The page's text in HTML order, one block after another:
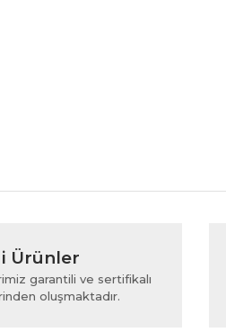
Yaz
noktaları öneri formunu
Ürünler
garantili ve sertifikalı
oluşmaktadır.